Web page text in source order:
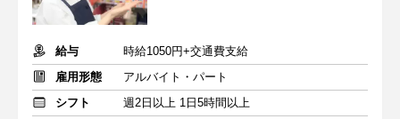
給与
時給1050円+交通費支給
雇用形態
アルバイト・パート
シフト
週2日以上 1日5時間以上